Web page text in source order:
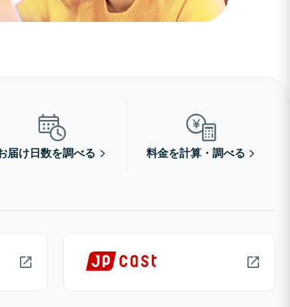
届け日数を調べる 料金を計算・調べる